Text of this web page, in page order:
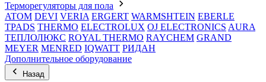
Терморегуляторы для пола
ATOM DEVI VERIA ERGERT WARMSHTEIN EBERLE
TPADS THERMO ELECTROLUX OJ ELECTRONICS AURA
ТЕПЛОЛЮКС ROYAL THERMO RAYCHEM GRAND
MEYER MENRED IQWATT РИДАН
Дополнительное оборудование
Назад